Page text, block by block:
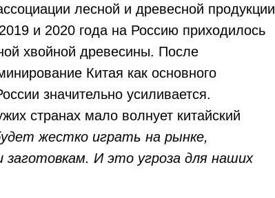
лесной и древесной продукции
и 2020 года на Россию приходилось
хвойной древесины. После
Китая как основного
значительно усиливается.
странах мало волнует китайский
жестко играть на рынке,
заготовкам. И это угроза для наших